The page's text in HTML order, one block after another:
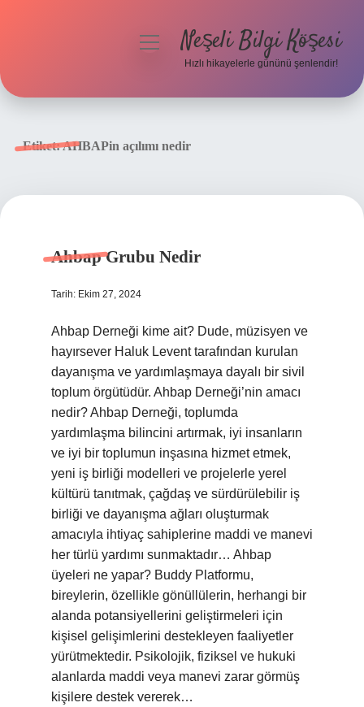
menüyüNeşeli Bilgi Köşesi
Hızlı hikayelerle gününü şenlendir!
Etiket:AHBAPin açılımı nedir
Ahbap Grubu Nedir
Tarih: Ekim 27, 2024
Ahbap Derneği kime ait? Dude, müzisyen ve
hayırsever Haluk Levent tarafından kurulan
dayanışma ve yardımlaşmaya dayalı bir sivil
toplum örgütüdür. Ahbap Derneği’nin amacı
nedir? Ahbap Derneği, toplumda
yardımlaşma bilincini artırmak, iyi insanların
ve iyi bir toplumun inşasına hizmet etmek,
yeni iş birliği modelleri ve projelerle yerel
kültürü tanıtmak, çağdaş ve sürdürülebilir iş
birliği ve dayanışma ağları oluşturmak
amacıyla ihtiyaç sahiplerine maddi ve manevi
her türlü yardımı sunmaktadır… Ahbap
üyeleri ne yapar? Buddy Platformu,
bireylerin, özellikle gönüllülerin, herhangi bir
alanda potansiyellerini geliştirmeleri için
kişisel gelişimlerini destekleyen faaliyetler
yürütmektedir. Psikolojik, fiziksel ve hukuki
alanlarda maddi veya manevi zarar görmüş
kişilere destek vererek…